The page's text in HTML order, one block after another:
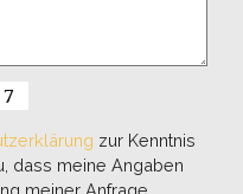
zur Kenntnis
dass meine Angaben